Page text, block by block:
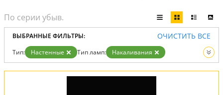
ВЫБРАННЫЕ ФИЛЬТРЫ: ОЧИСТИТЬ ВСЕ
Тип: Настенные Тип ламп:
Накаливания
Вид:
Светильники